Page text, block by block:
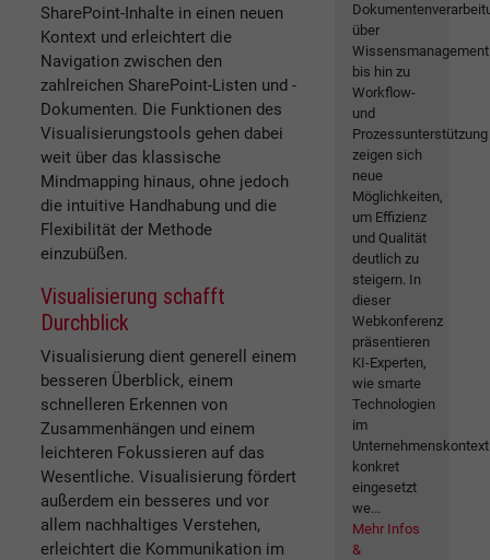
SharePoint-Inhalte in einen neuen
Kontext und erleichtert die
Navigation zwischen den
zahlreichen SharePoint-Listen und -
Dokumenten. Die Funktionen des
Visualisierungstools gehen dabei
weit über das klassische
Mindmapping hinaus, ohne jedoch
die intuitive Handhabung und die
Flexibilität der Methode
einzubüßen.
Visualisierung schafft
Durchblick
Visualisierung dient generell einem
besseren Überblick, einem
schnelleren Erkennen von
Zusammenhängen und einem
leichteren Fokussieren auf das
Wesentliche. Visualisierung fördert
außerdem ein besseres und vor
allem nachhaltiges Verstehen,
erleichtert die Kommunikation im
über
Wissensmanagement
bis hin zu
Workflow-
und
Prozessunterstützung
zeigen sich
neue
Möglichkeiten,
um Effizienz
und Qualität
deutlich zu
steigern. In
dieser
Webkonferenz
präsentieren
KI-Experten,
wie smarte
Technologien
im
Unternehmenskontext
konkret
eingesetzt
we...
Mehr Infos
&